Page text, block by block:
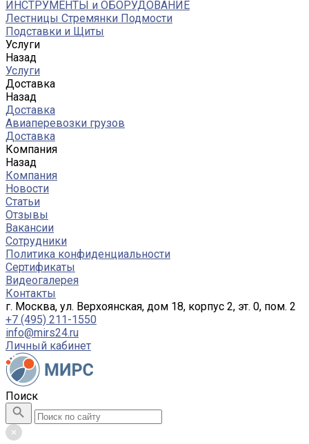
ИНСТРУМЕНТЫ и ОБОРУДОВАНИЕ
Лестницы Стремянки Подмости
Подставки и Щиты
Услуги
Назад
Услуги
Доставка
Назад
Доставка
Авиаперевозки грузов
Доставка
Компания
Назад
Компания
Новости
Статьи
Отзывы
Вакансии
Сотрудники
Политика конфиденциальности
Сертификаты
Видеогалерея
Контакты
г. Москва, ул. Верхоянская, дом 18, корпус 2, эт. 0, пом. 2
+7 (495) 211-1550
info@mirs24.ru
Личный кабинет
Поиск